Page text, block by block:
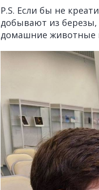
P.S. Если бы не
добывают из
домашние животные